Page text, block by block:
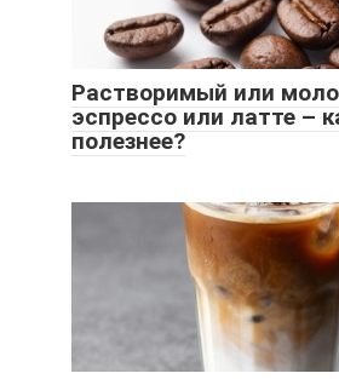
Растворимый или
эспрессо или латте –
полезнее?